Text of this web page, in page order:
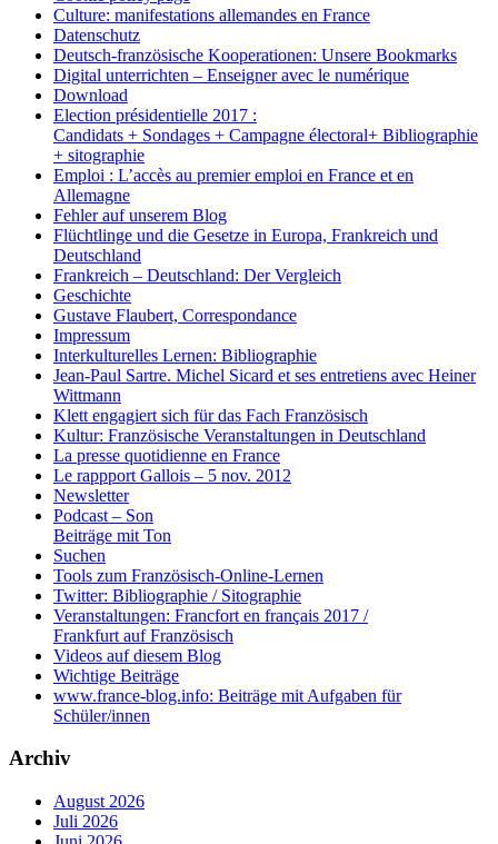
Culture: manifestations allemandes en France
Datenschutz
Deutsch-französische Kooperationen: Unsere Bookmarks
Digital unterrichten – Enseigner avec le numérique
Download
Election présidentielle 2017 :
Candidats + Sondages + Campagne électoral+ Bibliographie
+ sitographie
Emploi : L’accès au premier emploi en France et en
Allemagne
Fehler auf unserem Blog
Flüchtlinge und die Gesetze in Europa, Frankreich und
Deutschland
Frankreich – Deutschland: Der Vergleich
Geschichte
Gustave Flaubert, Correspondance
Impressum
Interkulturelles Lernen: Bibliographie
Jean-Paul Sartre. Michel Sicard et ses entretiens avec Heiner
Wittmann
Klett engagiert sich für das Fach Französisch
Kultur: Französische Veranstaltungen in Deutschland
La presse quotidienne en France
Le rappport Gallois – 5 nov. 2012
Newsletter
Podcast – Son
Beiträge mit Ton
Suchen
Tools zum Französisch-Online-Lernen
Twitter: Bibliographie / Sitographie
Veranstaltungen: Francfort en français 2017 /
Frankfurt auf Französisch
Videos auf diesem Blog
Wichtige Beiträge
www.france-blog.info: Beiträge mit Aufgaben für
Schüler/innen
Archiv
August 2026
Juli 2026